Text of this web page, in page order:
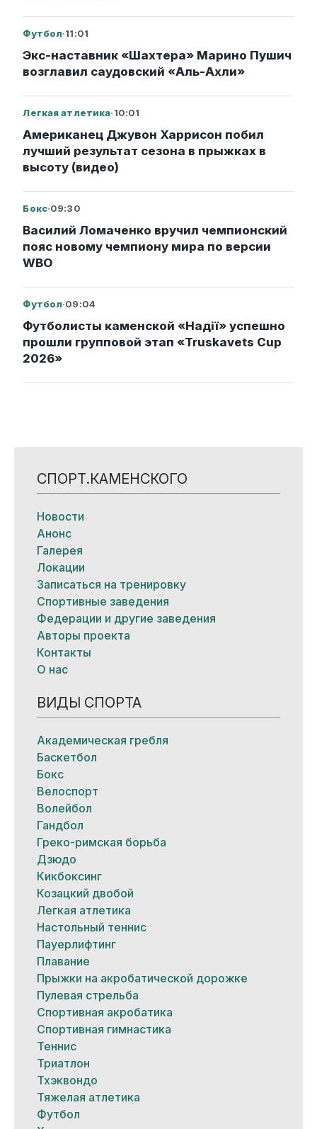
Футбол·11:01
Экс-наставник «Шахтера» Марино Пушич
возглавил саудовский «Аль-Ахли»
Легкая атлетика·10:01
Американец Джувон Харрисон побил
лучший результат сезона в прыжках в
высоту (видео)
Бокс·09:30
Василий Ломаченко вручил чемпионский
пояс новому чемпиону мира по версии
WBO
Футбол·09:04
Футболисты каменской «Надії» успешно
прошли групповой этап «Truskavets Cup
2026»
СПОРТ.КАМЕНСКОГО
Новости
Анонс
Галерея
Локации
Записаться на тренировку
Спортивные заведения
Федерации и другие заведения
Авторы проекта
Контакты
О нас
ВИДЫ СПОРТА
Академическая гребля
Баскетбол
Бокс
Велоспорт
Волейбол
Гандбол
Греко-римская борьба
Дзюдо
Кикбоксинг
Козацкий двобой
Легкая атлетика
Настольный теннис
Пауерлифтинг
Плавание
Прыжки на акробатической дорожке
Пулевая стрельба
Спортивная акробатика
Спортивная гимнастика
Теннис
Триатлон
Тхэквондо
Тяжелая атлетика
Футбол